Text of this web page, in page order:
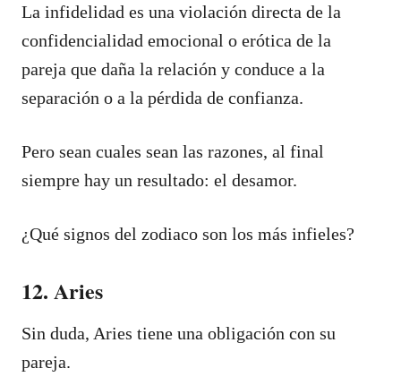
La infidelidad es una violación directa de la
confidencialidad emocional o erótica de la
pareja que daña la relación y conduce a la
separación o a la pérdida de confianza.
Pero sean cuales sean las razones, al final
siempre hay un resultado: el desamor.
¿Qué signos del zodiaco son los más infieles?
12. Aries
Sin duda, Aries tiene una obligación con su
pareja.